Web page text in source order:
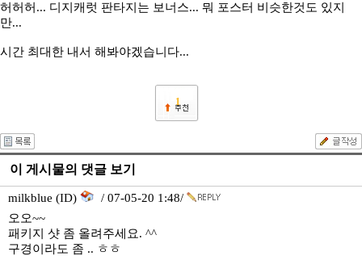
허허허... 디지캐럿 판타지는 보너스... 뭐 포스터 비슷한것도 있지
만...
시간 최대한 내서 해봐야겠습니다...
1
이 게시물의 댓글 보기
milkblue (ID)
/ 07-05-20 1:48/
오오~~
패키지 샷 좀 올려주세요. ^^
구경이라도 좀 .. ㅎㅎ